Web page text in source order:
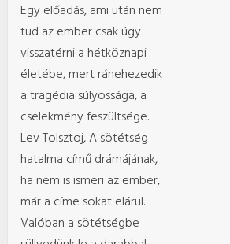
Egy előadás, ami után nem
tud az ember csak úgy
visszatérni a hétköznapi
életébe, mert ránehezedik
a tragédia súlyossága, a
cselekmény feszültsége.
Lev Tolsztoj, A sötétség
hatalma című drámájának,
ha nem is ismeri az ember,
már a címe sokat elárul.
Valóban a sötétségbe